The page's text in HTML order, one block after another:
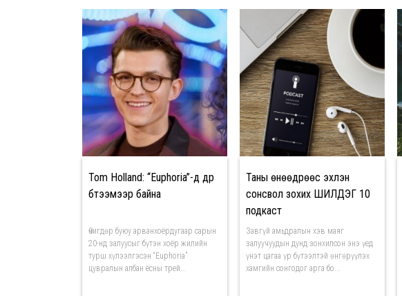
Tom Holland: “Euphoria”-д дүр
бүтээмээр байна
Өчигдөр буюу арванхоёрдугаар сарын
20-нд залуусыг бүтэн хоёр жилийн
турш хүлээлгэсэн “Euphoria”
цувралын албан ёсны трей...
Таны өнөөдрөөс эхлэн
сонсвол зохих ШИЛДЭГ 10
подкаст
Завгүй амьдралын хэв маяг
залуучуудын дунд зонхилсон энэ үед
үнэт цагаа үр бүтээлтэй өнгөрүүлэх
хамгийн сонгодог арга бо...